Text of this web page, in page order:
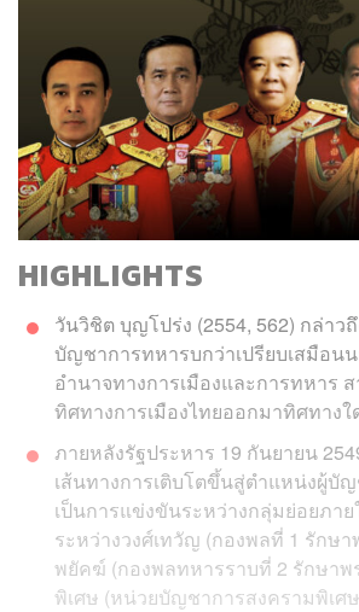
HIGHLIGHTS
วันวิชิต บุญโปร่ง (2554, 562) กล่าว
บัญชาการทหารบกว่าเปรียบเสมือน
อำนาจทางการเมืองและการทหาร
ทิศทางการเมืองไทยออกมาทิศทางใ
ภายหลังรัฐประหาร 19 กันยายน
เส้นทางการเติบโตขึ้นสู่ตำแหน่งผู้บั
เป็นการแข่งขันระหว่างกลุ่มย่อยภา
ระหว่างวงศ์เทวัญ (กองพลที่ 1 รักษ
พยัคฆ์ (กองพลทหารราบที่ 2 รักษาพ
พิเศษ (หน่วยบัญชาการสงครามพิเศ